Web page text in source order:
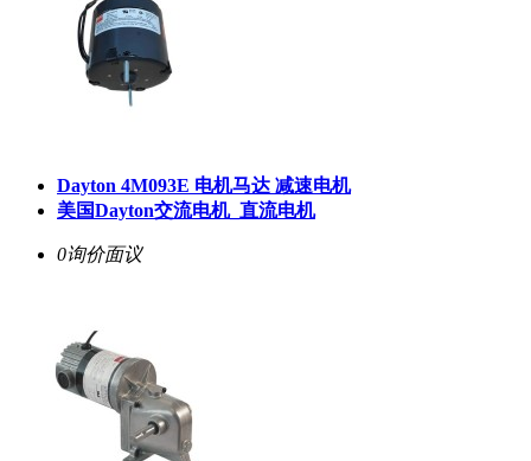
Dayton 4M093E 电机马达 减速电机
美国Dayton交流电机_直流电机
0询价面议